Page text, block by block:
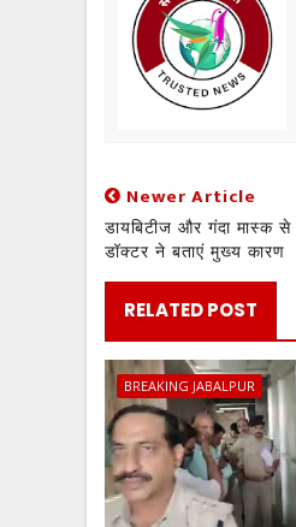
Newer Article
डायबिटीज और गंदा
डॉक्टर ने बताएं मुख्‍य कारण
RELATED POST
BREAKING JABALPUR